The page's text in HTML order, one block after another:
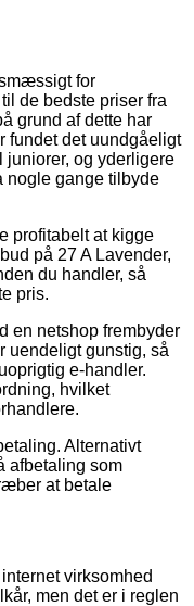
for
de bedste priser fra
grund af dette har
fundet det uundgåeligt
juniorer, og yderligere
nogle gange tilbyde
profitabelt at kigge
på 27 A Lavender,
du handler, så
pris.
en netshop frembyder
uendeligt gunstig, så
e-handler.
hvilket
Alternativt
afbetaling som
at betale
virksomhed
men det er i reglen